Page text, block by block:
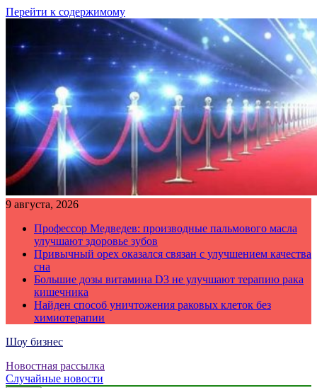
Перейти к содержимому
9 августа, 2026
Профессор Медведев: производные пальмового масла
улучшают здоровье зубов
Привычный орех оказался связан с улучшением качества
сна
Большие дозы витамина D3 не улучшают терапию рака
кишечника
Найден способ уничтожения раковых клеток без
химиотерапии
Шоу бизнес
Новостная рассылка
Случайные новости